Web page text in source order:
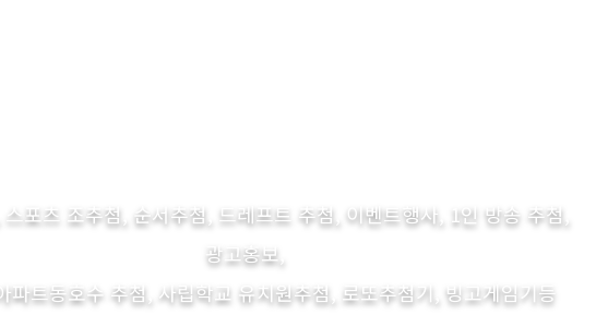
포츠 조추첨, 순서추첨, 드레프트 추첨, 이벤트행사, 1인 방송 추첨,
광고홍보,
파트동호수 추첨, 사립학교 유치원추첨, 로또추첨기, 빙고게임기등